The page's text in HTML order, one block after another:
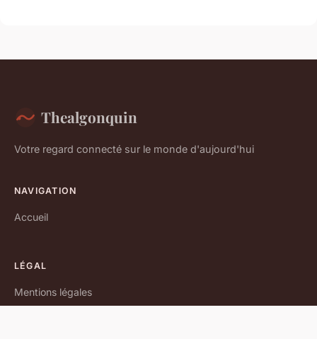
Thealgonquin
Votre regard connecté sur le monde d'aujourd'hui
NAVIGATION
Accueil
LÉGAL
Mentions légales